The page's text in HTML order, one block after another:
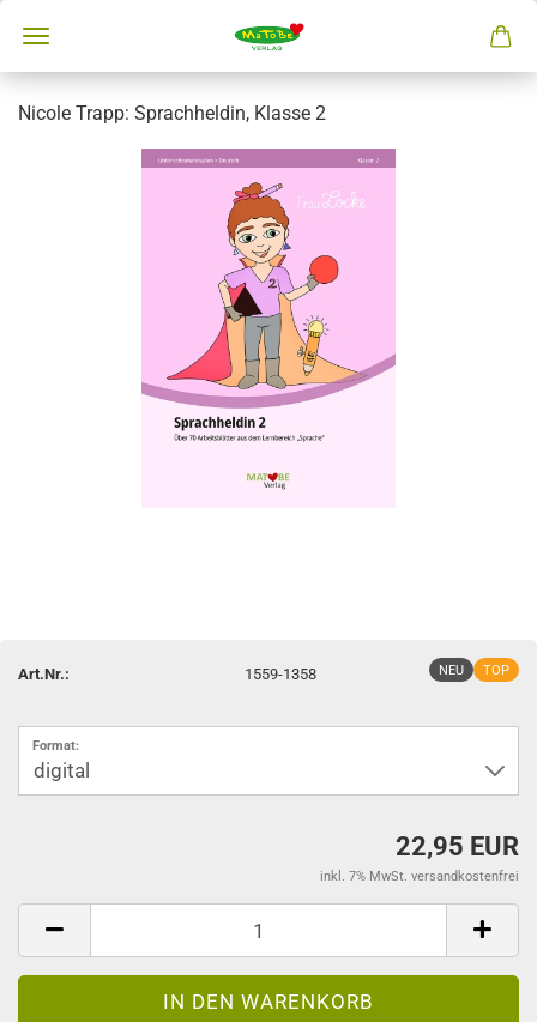
Nicole Trapp: Sprachheldin, Klasse 2
NEU TOP
Art.Nr.: 1559-1358
Format:
22,95 EUR
inkl. 7% MwSt. versandkostenfrei